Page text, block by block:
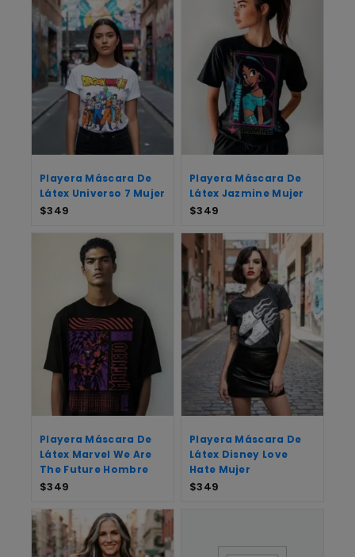
Playera Máscara De
Látex Universo 7 Mujer
$349
Playera Máscara De
Látex Jazmine Mujer
$349
Playera Máscara De
Látex Marvel We Are
The Future Hombre
$349
Playera Máscara De
Látex Disney Love
Hate Mujer
$349